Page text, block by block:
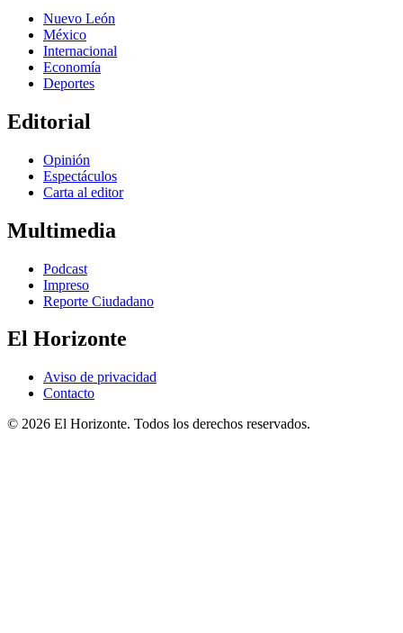
Nuevo León
México
Internacional
Economía
Deportes
Editorial
Opinión
Espectáculos
Carta al editor
Multimedia
Podcast
Impreso
Reporte Ciudadano
El Horizonte
Aviso de privacidad
Contacto
© 2026 El Horizonte. Todos los derechos reservados.